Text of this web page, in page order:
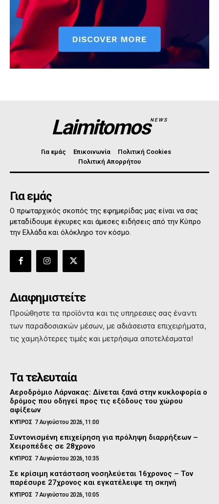
LaimitomosNEWS
Για εμάς Επικοινωνία
Πολιτική Cookies
Πολιτική Απορρήτου
Για εμάς
Ο πρωταρχικός σκοπός της εφημερίδας μας είναι να σας
μεταδίδουμε έγκυρες και άμεσες ειδήσεις από την Κύπρο
την Ελλάδα και όλόκληρο τον κόσμο.
Διαφημιστείτε
Προώθηστε τα προϊόντα και τις υπηρεσιες σας έναντι
των παραδοσιακών μέσων, με αδιάσειστα επιχειρήματα,
τις χαμηλότερες τιμές και μετρήσιμα αποτελέσματα!
Τα τελευταία
Αεροδρόμιο Λάρνακας: Δίνεται ξανά στην κυκλοφορία ο
δρόμος που οδηγεί προς τις εξόδους του χώρου
αφίξεων
ΚΥΠΡΟΣ 7 Αυγούστου 2026, 11:00
Συντονισμένη επιχείρηση για πρόληψη διαρρήξεων –
Χειροπέδες σε 28χρονο
ΚΥΠΡΟΣ 7 Αυγούστου 2026, 10:35
Σε κρίσιμη κατάσταση νοσηλεύεται 16χρονος – Τον
παρέσυρε 27χρονος και εγκατέλειψε τη σκηνή
ΚΥΠΡΟΣ 7 Αυγούστου 2026, 10:05